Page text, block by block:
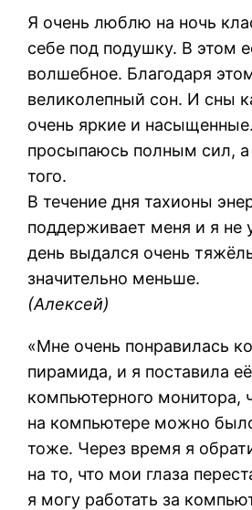
Я очень люблю на ночь
себе под подушку. В этом
волшебное. Благодаря
великолепный сон. И сны
очень яркие и
просыпаюсь полным сил, а
того.
В течение дня тахионы
поддерживает меня и я не
день выдался очень
значительно меньше.
(Алексей)
«Мне очень понравилась
пирамида, и я поставила
компьютерного монитора,
на компьютере можно
тоже. Через время я
на то, что мои глаза
я могу работать за